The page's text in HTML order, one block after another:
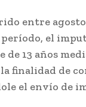
entre agosto
período, el
de 13 años
finalidad de
el envío de